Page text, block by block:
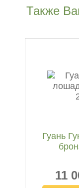
Также
Гуань
11